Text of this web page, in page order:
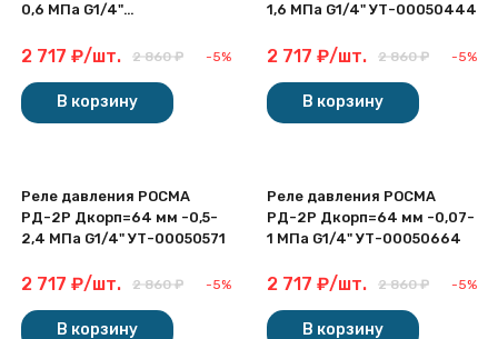
0,6 МПа G1/4"
2 717 ₽/шт. 2 860 ₽ -5%
В корзину
1,6 МПа G1/4" УТ-00050444
2 717 ₽/шт. 2 860 ₽ -5%
В корзину
Реле давления РОСМА
РД-2Р Дкорп=64 мм -0,5-
2,4 МПа G1/4" УТ-00050571
2 717 ₽/шт. 2 860 ₽ -5%
В корзину
Реле давления РОСМА
РД-2Р Дкорп=64 мм -0,07-
1 МПа G1/4" УТ-00050664
2 717 ₽/шт. 2 860 ₽ -5%
В корзину